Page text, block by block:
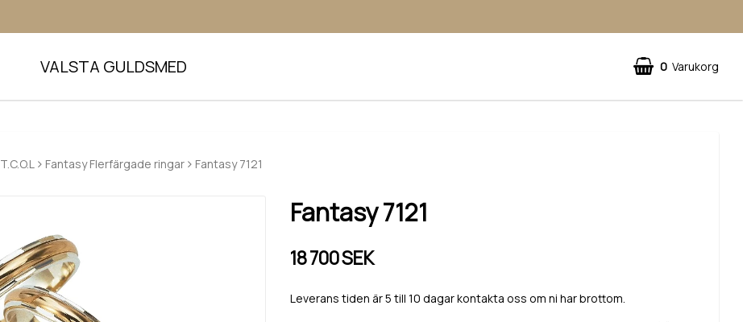
VALSTA GULDSMED 0 Varukorg
T.C.O.L Fantasy Flerfärgade ringar Fantasy 7121
Fantasy 7121
18 700 SEK
Leverans tiden är 5 till 10 dagar kontakta oss om ni har brottom.